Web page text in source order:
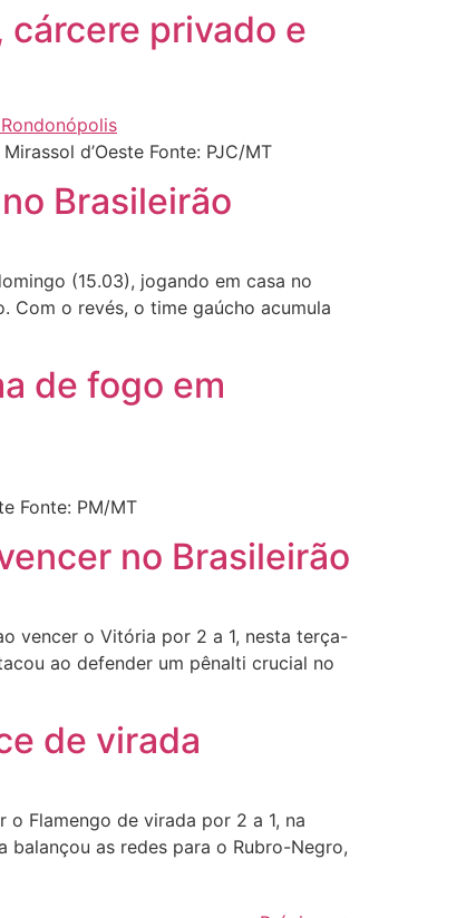
privado e
d’Oeste Fonte: PJC/MT
Brasileirão
(15.03), jogando em casa no
Com o revés, o time gaúcho acumula
de fogo em
Fonte: PM/MT
no Brasileirão
vencer o Vitória por 2 a 1, nesta terça-
ao defender um pênalti crucial no
de virada
Flamengo de virada por 2 a 1, na
as redes para o Rubro-Negro,